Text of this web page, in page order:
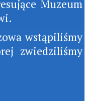
Muzeum
wstąpiliśmy
zwiedziliśmy